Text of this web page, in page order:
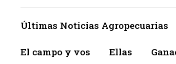
Últimas Noticias Agropecuarias
El campo y vos Ellas